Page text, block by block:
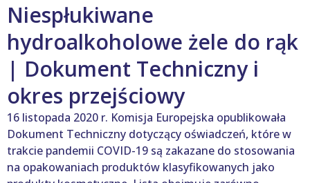
Niespłukiwane
hydroalkoholowe żele do rąk
| Dokument Techniczny i
okres przejściowy
16 listopada 2020 r. Komisja Europejska opublikowała
Dokument Techniczny dotyczący oświadczeń, które w
trakcie pandemii COVID-19 są zakazane do stosowania
na opakowaniach produktów klasyfikowanych jako